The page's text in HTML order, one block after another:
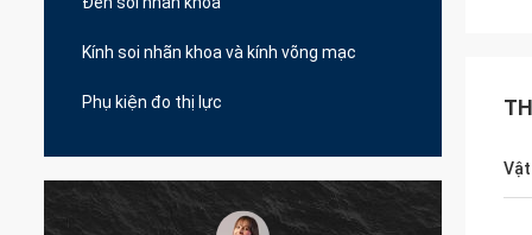
Kính soi nhãn khoa và kính võng mạc
Phụ kiện đo thị lực